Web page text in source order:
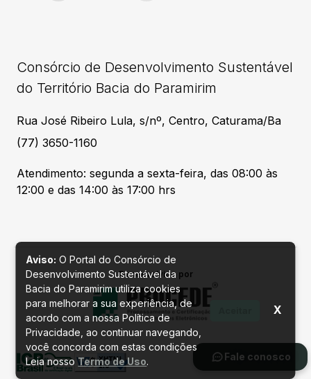
Fale conosco
Consórcio de Desenvolvimento Sustentável
do Território Bacia do Paramirim
Rua José Ribeiro Lula, s/nº, Centro, Caturama/Ba
(77) 3650-1160
Atendimento: segunda a sexta-feira, das 08:00 às
12:00 e das 14:00 às 17:00 hrs
Desenvolvido por
Aviso: O Portal do Consórcio de
Desenvolvimento Sustentável da
Bacia do Paramirim utiliza cookies
para melhorar a sua experiência, de
acordo com a nossa Política de
Privacidade, ao continuar navegando,
você concorda com estas condições
Leia nossoTermo de Uso.
X